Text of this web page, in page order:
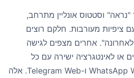
וסטטוס אונליין מתרחב,
ציפיות מעורבות. חלקם רוצים
אחרים מצפים לגישה
או לאינטגרציה ישירה עם כל
סביבת מסרים, כולל WhatsApp Web ו-Telegram Web. אלה